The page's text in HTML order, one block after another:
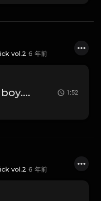
vol.2 6 年前
Fuck your boy.mp3 1:52
vol.2 6 年前